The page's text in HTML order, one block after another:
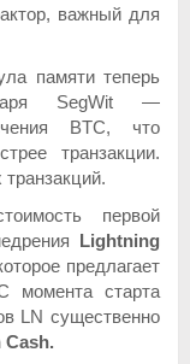
важный для
памяти теперь
SegWit —
BTC, что
транзакции.
первой
Lightning
предлагает
момента старта
LN существенно